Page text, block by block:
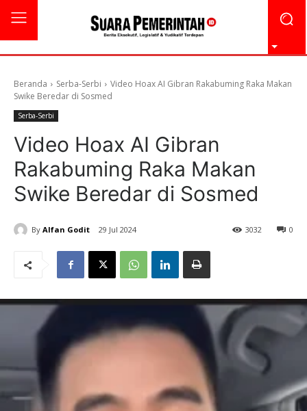
Beranda Serba-Serbi
Video Hoax AI Gibran Rakabuming Raka Makan
Swike Beredar di Sosmed
Serba-Serbi
Video Hoax AI Gibran
Rakabuming Raka Makan
Swike Beredar di Sosmed
By Alfan Godit 29 Jul 2024 0
3032